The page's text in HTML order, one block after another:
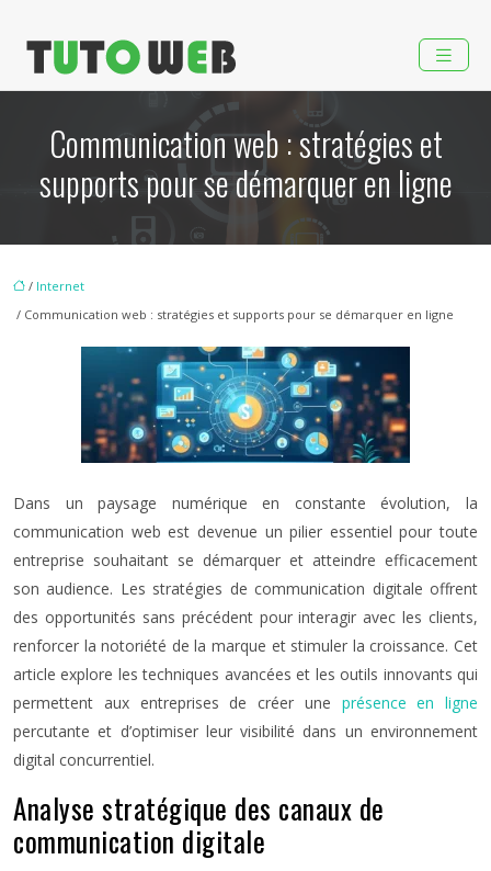
Communication web : stratégies et
supports pour se démarquer en ligne
/ Internet
/ Communication web : stratégies et supports pour se démarquer en ligne
Dans un paysage numérique en constante évolution, la
communication web est devenue un pilier essentiel pour toute
entreprise souhaitant se démarquer et atteindre efficacement
son audience. Les stratégies de communication digitale offrent
des opportunités sans précédent pour interagir avec les clients,
renforcer la notoriété de la marque et stimuler la croissance. Cet
article explore les techniques avancées et les outils innovants qui
permettent aux entreprises de créer une présence en ligne
percutante et d’optimiser leur visibilité dans un environnement
digital concurrentiel.
Analyse stratégique des canaux de
communication digitale